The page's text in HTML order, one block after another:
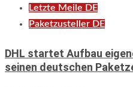
Letzte Meile DE
Paketzusteller DE
DHL startet Aufbau
seinen deutschen